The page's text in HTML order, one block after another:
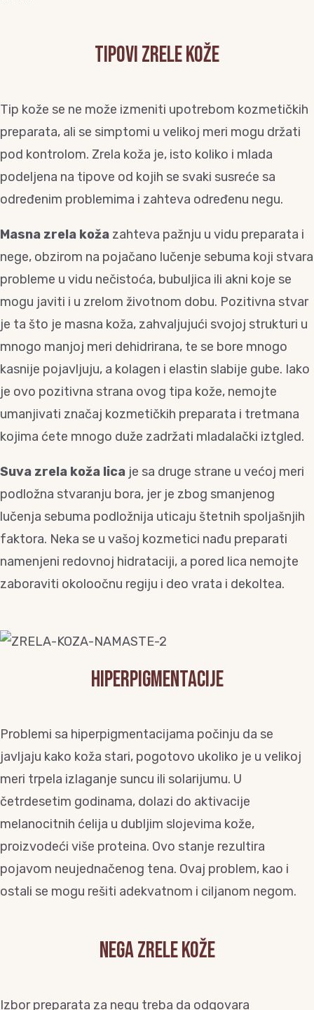
Tipovi zrele kože
Tip kože se ne može izmeniti upotrebom kozmetičkih
preparata, ali se simptomi u velikoj meri mogu držati
pod kontrolom. Zrela koža je, isto koliko i mlada
podeljena na tipove od kojih se svaki susreće sa
određenim problemima i zahteva određenu negu.
Masna zrela koža zahteva pažnju u vidu preparata i
nege, obzirom na pojačano lučenje sebuma koji stvara
probleme u vidu nečistoća, bubuljica ili akni koje se
mogu javiti i u zrelom životnom dobu. Pozitivna stvar
je ta što je masna koža, zahvaljujući svojoj strukturi u
mnogo manjoj meri dehidrirana, te se bore mnogo
kasnije pojavljuju, a kolagen i elastin slabije gube. Iako
je ovo pozitivna strana ovog tipa kože, nemojte
umanjivati značaj kozmetičkih preparata i tretmana
kojima ćete mnogo duže zadržati mladalački iztgled.
Suva zrela koža lica je sa druge strane u većoj meri
podložna stvaranju bora, jer je zbog smanjenog
lučenja sebuma podložnija uticaju štetnih spoljašnjih
faktora. Neka se u vašoj kozmetici nađu preparati
namenjeni redovnoj hidrataciji, a pored lica nemojte
zaboraviti okoloočnu regiju i deo vrata i dekoltea.
Hiperpigmentacije
Problemi sa hiperpigmentacijama počinju da se
javljaju kako koža stari, pogotovo ukoliko je u velikoj
meri trpela izlaganje suncu ili solarijumu. U
četrdesetim godinama, dolazi do aktivacije
melanocitnih ćelija u dubljim slojevima kože,
proizvodeći više proteina. Ovo stanje rezultira
pojavom neujednačenog tena. Ovaj problem, kao i
ostali se mogu rešiti adekvatnom i ciljanom negom.
Nega zrele kože
Izbor preparata za negu treba da odgovara